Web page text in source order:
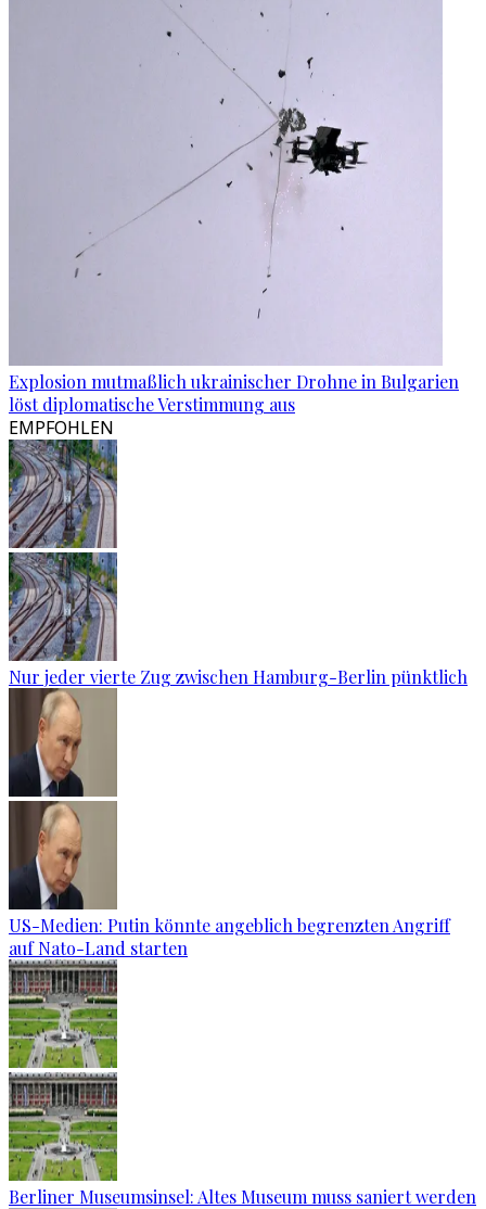
Explosion mutmaßlich ukrainischer Drohne in Bulgarien
löst diplomatische Verstimmung aus
EMPFOHLEN
Nur jeder vierte Zug zwischen Hamburg-Berlin pünktlich
US-Medien: Putin könnte angeblich begrenzten Angriff
auf Nato-Land starten
Berliner Museumsinsel: Altes Museum muss saniert werden